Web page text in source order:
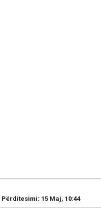
Përditesimi: 15 Maj, 10:44